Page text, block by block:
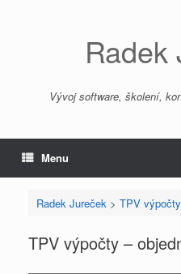
Radek
Vývoj software, školení,
Menu
Radek Jureček > TPV výpočty
TPV výpočty –